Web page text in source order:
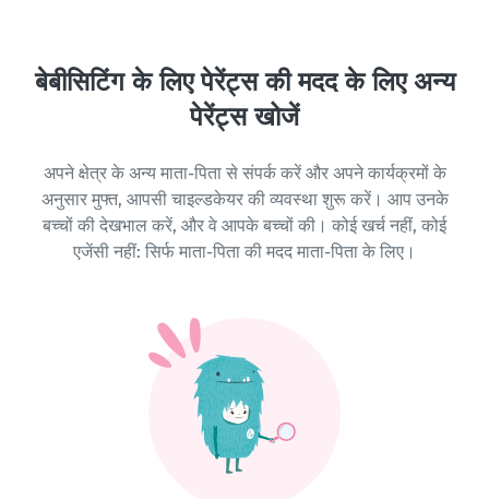
बेबीसिटिंग के लिए पेरेंट्स की मदद के लिए अन्य
पेरेंट्स खोजें
अपने क्षेत्र के अन्य माता-पिता से संपर्क करें और अपने कार्यक्रमों के
अनुसार मुफ्त, आपसी चाइल्डकेयर की व्यवस्था शुरू करें। आप उनके
बच्चों की देखभाल करें, और वे आपके बच्चों की। कोई खर्च नहीं, कोई
एजेंसी नहीं: सिर्फ माता-पिता की मदद माता-पिता के लिए।